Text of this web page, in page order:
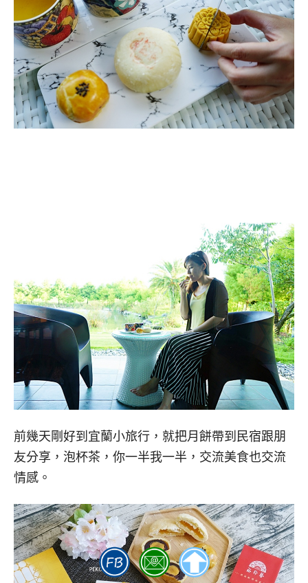
前幾天剛好到宜蘭小旅行，就把月餅帶到民宿跟朋
友分享，泡杯茶，你一半我一半，交流美食也交流
情感。